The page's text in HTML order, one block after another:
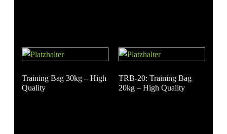
Training Bag 30kg – High
Quality
TRB-20: Training Bag
20kg – High Quality